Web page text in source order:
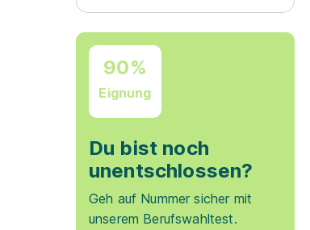
90%
Eignung
Du bist noch
unentschlossen?
Geh auf Nummer sicher mit
unserem Berufswahltest.